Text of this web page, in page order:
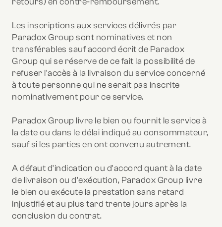
Les inscriptions aux services délivrés par
Paradox Group sont nominatives et non
transférables sauf accord écrit de Paradox
Group qui se réserve de ce fait la possibilité de
refuser l'accès à la livraison du service concerné
à toute personne qui ne serait pas inscrite
nominativement pour ce service.
Paradox Group livre le bien ou fournit le service à
la date ou dans le délai indiqué au consommateur,
sauf si les parties en ont convenu autrement.
A défaut d'indication ou d'accord quant à la date
de livraison ou d'exécution, Paradox Group livre
le bien ou exécute la prestation sans retard
injustifié et au plus tard trente jours après la
conclusion du contrat.